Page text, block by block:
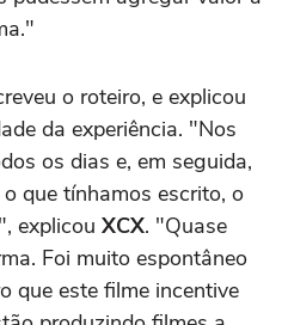
o roteiro, e explicou
da experiência. "Nos
os dias e, em seguida,
que tínhamos escrito, o
explicou XCX. "Quase
Foi muito espontâneo
que este filme incentive